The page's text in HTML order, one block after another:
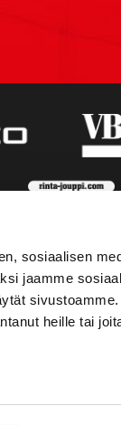
sosiaalisen
jaamme
sivustoamme.
heille tai
MEDIA